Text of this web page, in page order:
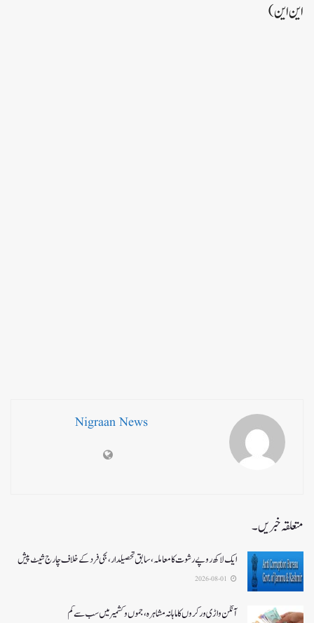
این این)
Nigraan News
متعلقہ خبریں۔
ایک لاکھ روپے رشوت کا معاملہ،سابق تحصیلدار، نجی فرد کے خلاف چارج شیٹ پیش
آنگن واڑی ورکروں کا ماہانہ مشاہرہ، جموں و کشمیر میں سب سے کم